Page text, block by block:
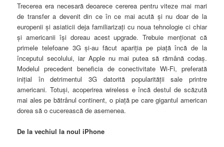
Trecerea era necesară deoarece cererea pentru viteze mai mari
de transfer a devenit din ce în ce mai acută şi nu doar de la
europenii şi asiaticii deja familiarizaţi cu noua tehnologie ci chiar
şi americanii îşi doreau acest upgrade. Trebuie menţionat că
primele telefoane 3G şi-au făcut apariţia pe piaţă încă de la
începutul secolului, iar Apple nu mai putea să rămână codaş.
Modelul precedent beneficia de conectivitate Wi-Fi, preferată
iniţial în detrimentul 3G datorită popularităţii sale printre
americani. Totuşi, acoperirea wireless e încă destul de scăzută
mai ales pe bătrânul continent, o piaţă pe care gigantul american
dorea să o cucerească de asemenea.
De la vechiul la noul iPhone